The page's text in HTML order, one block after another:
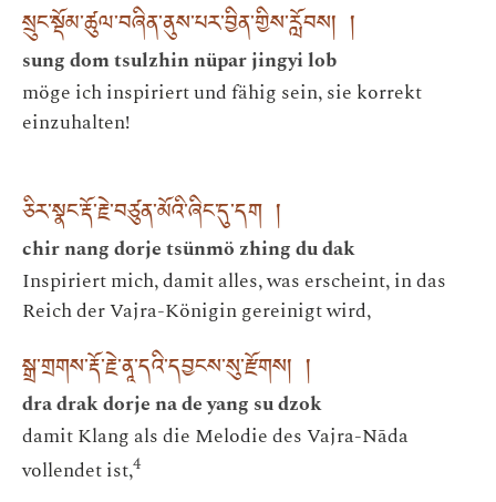
སྲུང་སྡོམ་ཚུལ་བཞིན་ནུས་པར་བྱིན་གྱིས་རློབས། །
sung dom tsulzhin nüpar jingyi lob
möge ich inspiriert und fähig sein, sie korrekt
einzuhalten!
ཅིར་སྣང་རྡོ་རྗེ་བཙུན་མོའི་ཞིང་དུ་དག །
chir nang dorje tsünmö zhing du dak
Inspiriert mich, damit alles, was erscheint, in das
Reich der Vajra-Königin gereinigt wird,
སྒྲ་གྲགས་རྡོ་རྗེ་ནཱ་དའི་དབྱངས་སུ་རྫོགས། །
dra drak dorje na de yang su dzok
damit Klang als die Melodie des Vajra-Nāda
vollendet ist,4